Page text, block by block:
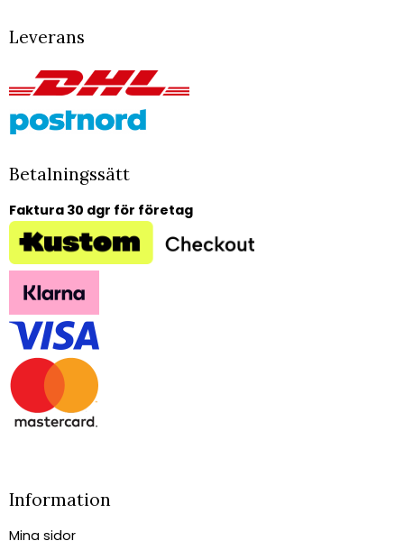
Leverans
Betalningssätt
Faktura 30 dgr för företag
Information
Mina sidor